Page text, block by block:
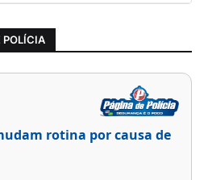
POLÍCIA
rotina por causa de